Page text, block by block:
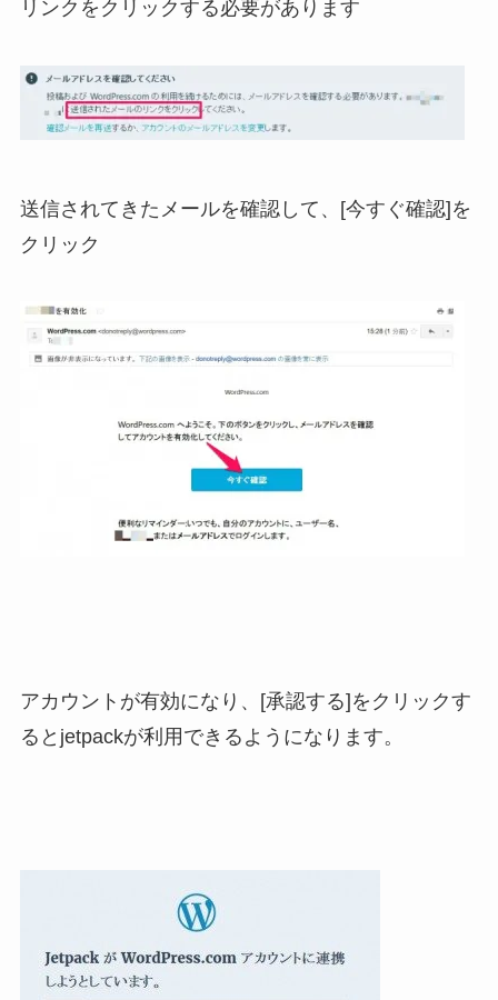
リンクをクリックする必要があります
送信されてきたメールを確認して、[今すぐ確認]を
クリック
アカウントが有効になり、[承認する]をクリックす
るとjetpackが利用できるようになります。